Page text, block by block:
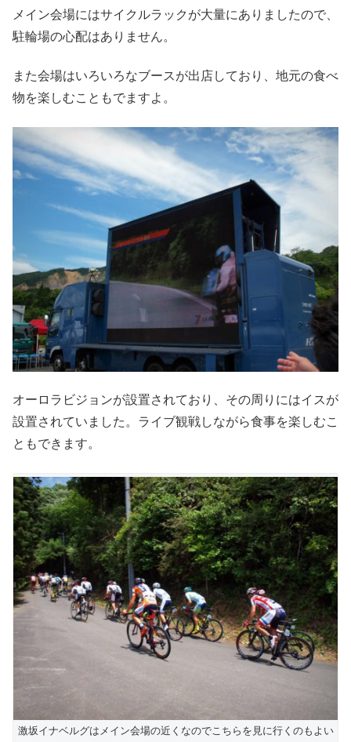
メイン会場にはサイクルラックが大量にありましたので、
駐輪場の心配はありません。
また会場はいろいろなブースが出店しており、地元の食べ
物を楽しむこともでますよ。
オーロラビジョンが設置されており、その周りにはイスが
設置されていました。ライブ観戦しながら食事を楽しむこ
ともできます。
激坂イナベルグはメイン会場の近くなのでこちらを見に行くのもよい